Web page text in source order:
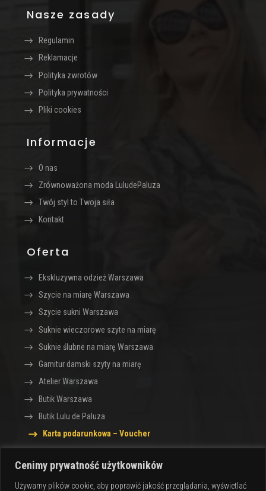
Cenimy prywatność użytkowników
Używamy plików cookie, aby poprawić jakość przeglądania, wyświetlać
Nasze zasady
Regulamin
Reklamacje
Polityka zwrotów
Polityka prywatności
Pliki cookies
Informacje
O nas
Zrównoważona moda LuludePaluza
Twój styl to Twoja siła
Kontakt
Oferta
Ekskluzywna odzież Warszawa
Szycie na miarę Warszawa
Szycie sukni Warszawa
Suknie wieczorowe szyte na miarę
Suknie ślubne na miarę Warszawa
Garnitur damski szyty na miarę
Atelier Warszawa
Butik Warszawa
Butik Lulu de Paluza
Karta podarunkowa – Voucher
Sklep z ekskluzywną odzieżą dla kobiet Lulu de